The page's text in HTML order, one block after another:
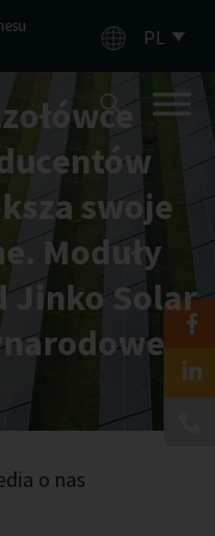
PL
swoje
Moduły
Jinko Solar
o nas